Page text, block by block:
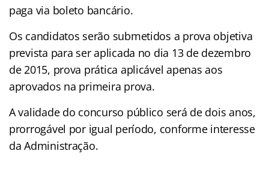
paga via boleto bancário.
Os candidatos serão submetidos a prova objetiva
prevista para ser aplicada no dia 13 de dezembro
de 2015, prova prática aplicável apenas aos
aprovados na primeira prova.
A validade do concurso público será de dois anos,
prorrogável por igual período, conforme interesse
da Administração.